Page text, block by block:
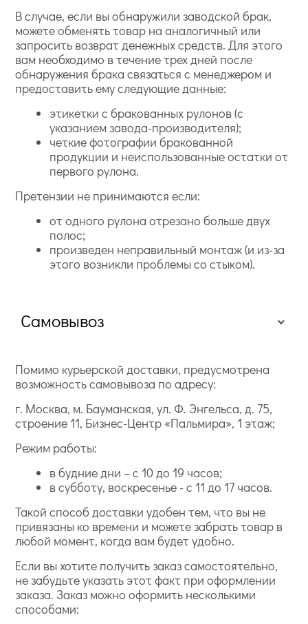
В случае, если вы обнаружили заводской брак,
можете обменять товар на аналогичный или
запросить возврат денежных средств. Для этого
вам необходимо в течение трех дней после
обнаружения брака связаться с менеджером и
предоставить ему следующие данные:
этикетки с бракованных рулонов (с
указанием завода-производителя);
четкие фотографии бракованной
продукции и неиспользованные остатки от
первого рулона.
Претензии не принимаются если:
от одного рулона отрезано больше двух
полос;
произведен неправильный монтаж (и из-за
этого возникли проблемы со стыком).
Самовывоз
Помимо курьерской доставки, предусмотрена
возможность самовывоза по адресу:
г. Москва, м. Бауманская, ул. Ф. Энгельса, д. 75,
строение 11, Бизнес-Центр «Пальмира», 1 этаж;
Режим работы:
в будние дни – с 10 до 19 часов;
в субботу, воскресенье - с 11 до 17 часов.
Такой способ доставки удобен тем, что вы не
привязаны ко времени и можете забрать товар в
любой момент, когда вам будет удобно.
Если вы хотите получить заказ самостоятельно,
не забудьте указать этот факт при оформлении
заказа. Заказ можно оформить несколькими
способами: